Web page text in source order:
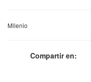
Milenio
Compartir en: